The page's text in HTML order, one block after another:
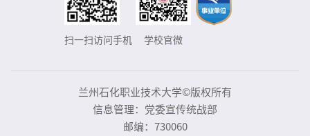
扫一扫访问手机 学校官微
兰州石化职业技术大学©版权所有
信息管理：党委宣传统战部
邮编：730060